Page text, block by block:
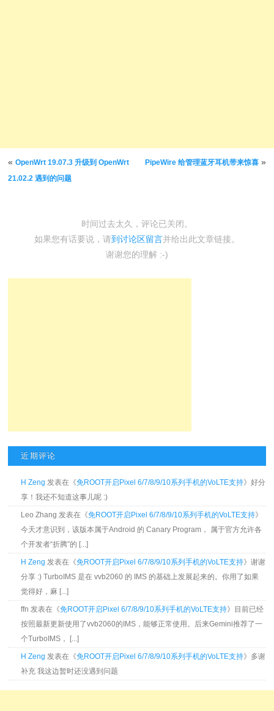
文章导航
«OpenWrt 19.07.3 升级到 OpenWrt
21.02.2 遇到的问题
PipeWire 给管理蓝牙耳机带来惊喜»
时间过去太久，评论已关闭。
如果您有话要说，请到讨论区留言并给出此文章链接。
谢谢您的理解 :-)
近期评论
H Zeng 发表在《免ROOT开启Pixel 6/7/8/9/10系列手机的VoLTE支持》好分
享！我还不知道这事儿呢 :)
Leo Zhang 发表在《免ROOT开启Pixel 6/7/8/9/10系列手机的VoLTE支持》
今天才意识到，该版本属于Android 的 Canary Program， 属于官方允许各
个开发者“折腾”的 [...]
H Zeng 发表在《免ROOT开启Pixel 6/7/8/9/10系列手机的VoLTE支持》谢谢
分享 :) TurboIMS 是在 vvb2060 的 IMS 的基础上发展起来的。你用了如果
觉得好，麻 [...]
ffn 发表在《免ROOT开启Pixel 6/7/8/9/10系列手机的VoLTE支持》目前已经
按照最新更新使用了vvb2060的IMS，能够正常使用。后来Gemini推荐了一
个TurboIMS， [...]
H Zeng 发表在《免ROOT开启Pixel 6/7/8/9/10系列手机的VoLTE支持》多谢
补充 我这边暂时还没遇到问题